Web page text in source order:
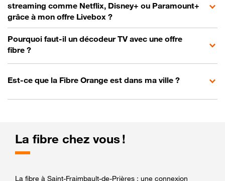
streaming comme Netflix, Disney+ ou Paramount+
grâce à mon offre Livebox ?
Pourquoi faut-il un décodeur TV avec une offre
fibre ?
Est-ce que la Fibre Orange est dans ma ville ?
La fibre chez vous !
La fibre à Saint-Fraimbault-de-Prières : une connexion